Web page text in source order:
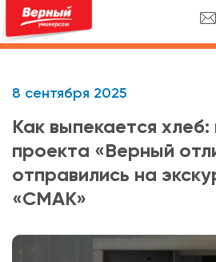
8 сентября 2025
Как выпекается
проекта «Верный
отправились на
«СМАК»